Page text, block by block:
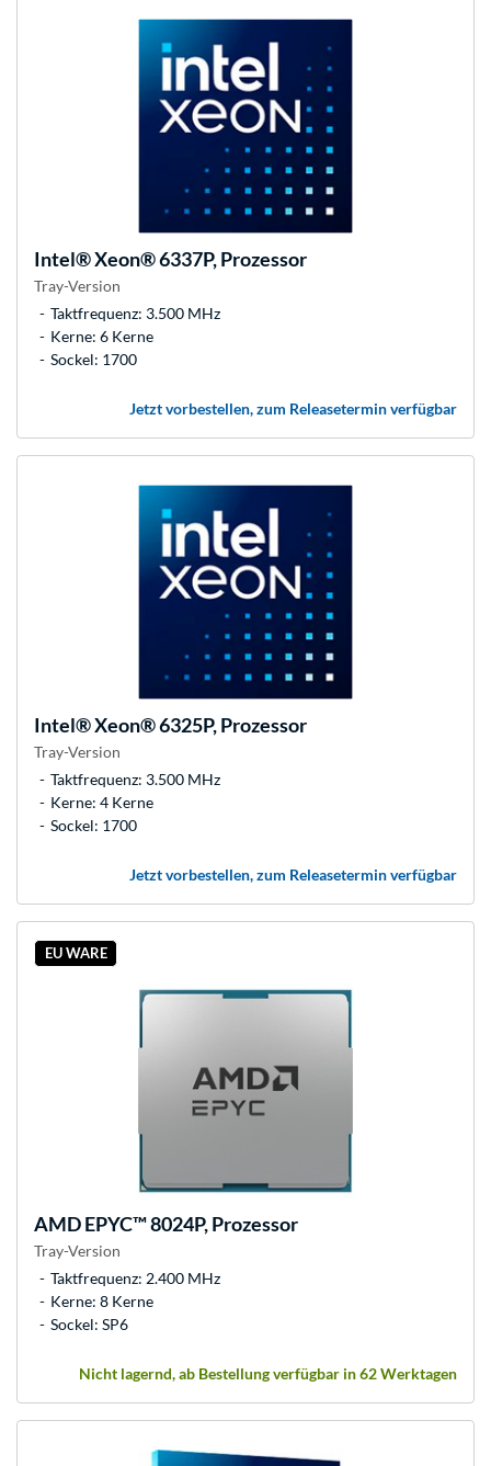
Intel®Xeon® 6337P, Prozessor
Tray-Version
Taktfrequenz: 3.500 MHz
Kerne: 6 Kerne
Sockel: 1700
Jetzt vorbestellen, zum Releasetermin verfügbar
Intel®Xeon® 6325P, Prozessor
Tray-Version
Taktfrequenz: 3.500 MHz
Kerne: 4 Kerne
Sockel: 1700
Jetzt vorbestellen, zum Releasetermin verfügbar
EU WARE
AMDEPYC™ 8024P, Prozessor
Tray-Version
Taktfrequenz: 2.400 MHz
Kerne: 8 Kerne
Sockel: SP6
Nicht lagernd, ab Bestellung verfügbar in 62 Werktagen